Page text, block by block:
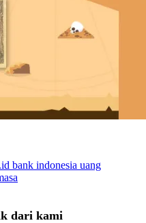
bank indonesia uang
dari kami